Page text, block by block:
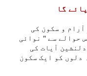
گا
و سکون کی
حوالے سے " نوائی
آیات کی
دلوں کو ایک سکون